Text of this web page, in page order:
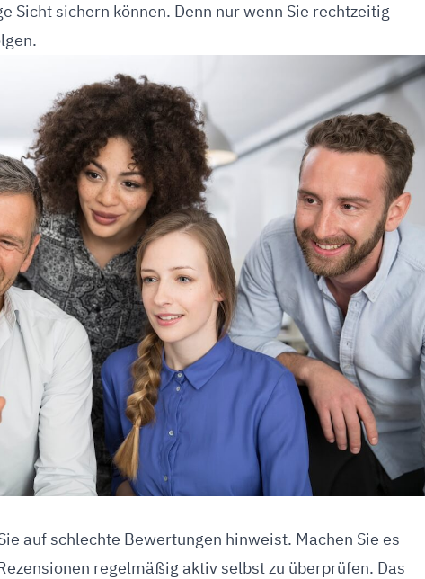
Sicht sichern können. Denn nur wenn Sie rechtzeitig
auf schlechte Bewertungen hinweist. Machen Sie es
regelmäßig aktiv selbst zu überprüfen. Das